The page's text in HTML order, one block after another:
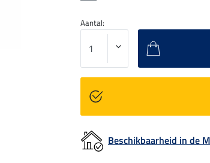
Aantal:
Beschikbaarheid in de